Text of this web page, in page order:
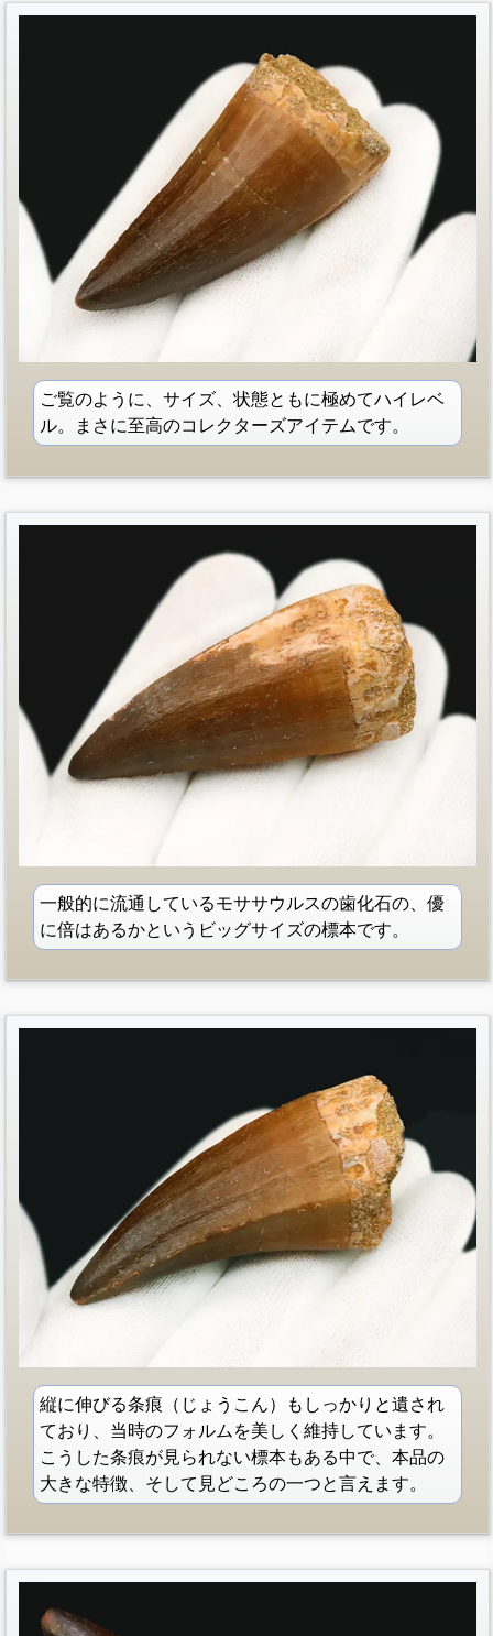
ご覧のように、サイズ、状態ともに極めてハイレベ
ル。まさに至高のコレクターズアイテムです。
一般的に流通しているモササウルスの歯化石の、優
に倍はあるかというビッグサイズの標本です。
縦に伸びる条痕（じょうこん）もしっかりと遺され
ており、当時のフォルムを美しく維持しています。
こうした条痕が見られない標本もある中で、本品の
大きな特徴、そして見どころの一つと言えます。